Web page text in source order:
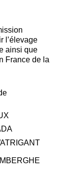
l’élevage
ainsi que
France de la